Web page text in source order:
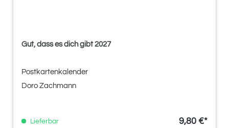
Gut, dass es dich gibt 2027
Postkartenkalender
Doro Zachmann
Lieferbar 9,80 €*